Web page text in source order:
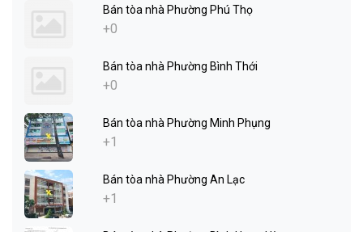
Bán tòa nhà Phường Phú Thọ
+0
Bán tòa nhà Phường Bình Thới
+0
Bán tòa nhà Phường Minh Phụng
+1
Bán tòa nhà Phường An Lạc
+1